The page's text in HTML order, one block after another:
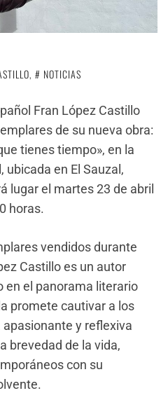
, NOTICIAS
Fran López Castillo
de su nueva obra:
tienes tiempo», en la
ubicada en El Sauzal,
lugar el martes 23 de abril
horas.
vendidos durante
Castillo es un autor
en el panorama literario
promete cautivar a los
y reflexiva
brevedad de la vida,
con su